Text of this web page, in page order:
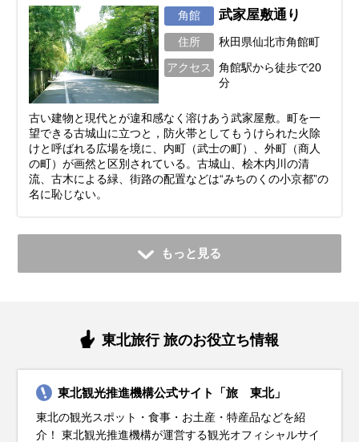
角館 武家屋敷通り
住所 秋田県仙北市角館町
アクセス
角館駅から徒歩で20
分
古い建物と現代とが違和感なく溶けあう武家屋敷。町を一
望できる古城山に立つと，防火帯としてもうけられた火除
けと呼ばれる広場を境に、内町（武士の町）、外町（商人
の町）が画然と区別されている。古城山、桧木内川の清
流、古木による緑、街路の配置などは“みちのくの小京都”の
名に恥じない。
もっと見る
東北旅行 旅のお役立ち情報
東北観光推進機構公式サイト「旅 東北」
東北の観光スポット・食事・お土産・特産品などを紹
介！ 東北観光推進機構が運営する観光オフィシャルサイ